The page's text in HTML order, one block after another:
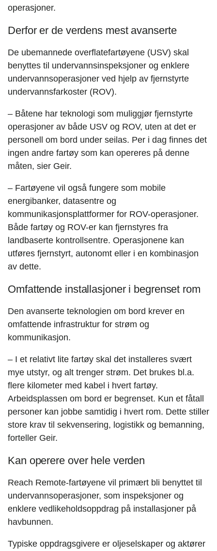
operasjoner.
Derfor er de verdens mest avanserte
De ubemannede overflatefartøyene (USV) skal
benyttes til undervannsinspeksjoner og enklere
undervannsoperasjoner ved hjelp av fjernstyrte
undervannsfarkoster (ROV).
– Båtene har teknologi som muliggjør fjernstyrte
operasjoner av både USV og ROV, uten at det er
personell om bord under seilas. Per i dag finnes det
ingen andre fartøy som kan opereres på denne
måten, sier Geir.
– Fartøyene vil også fungere som mobile
energibanker, datasentre og
kommunikasjonsplattformer for ROV-operasjoner.
Både fartøy og ROV-er kan fjernstyres fra
landbaserte kontrollsentre. Operasjonene kan
utføres fjernstyrt, autonomt eller i en kombinasjon
av dette.
Omfattende installasjoner i begrenset rom
Den avanserte teknologien om bord krever en
omfattende infrastruktur for strøm og
kommunikasjon.
– I et relativt lite fartøy skal det installeres svært
mye utstyr, og alt trenger strøm. Det brukes bl.a.
flere kilometer med kabel i hvert fartøy.
Arbeidsplassen om bord er begrenset. Kun et fåtall
personer kan jobbe samtidig i hvert rom. Dette stiller
store krav til sekvensering, logistikk og bemanning,
forteller Geir.
Kan operere over hele verden
Reach Remote-fartøyene vil primært bli benyttet til
undervannsoperasjoner, som inspeksjoner og
enklere vedlikeholdsoppdrag på installasjoner på
havbunnen.
Typiske oppdragsgivere er oljeselskaper og aktører